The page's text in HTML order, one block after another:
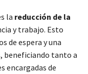
la reducción de la
y trabajo. Esto
de espera y una
beneficiando tanto a
encargadas de